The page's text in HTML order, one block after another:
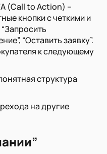
(Call to Action) –
кнопки с четкими и
“Оставить заявку”.
к следующему
структура
на другие